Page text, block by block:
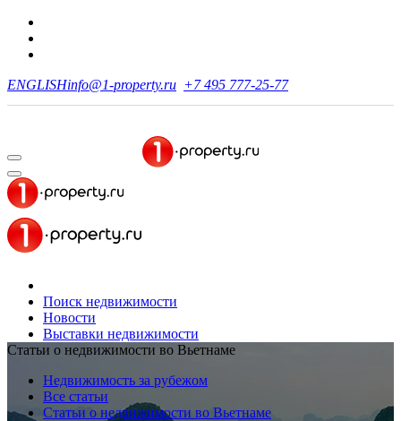
ENGLISHinfo@1-property.ru +7 495 777-25-77
Поиск недвижимости
Новости
Выставки недвижимости
Статьи о недвижимости во Вьетнаме
Недвижимость за рубежом
Все статьи
Статьи о недвижимости во Вьетнаме